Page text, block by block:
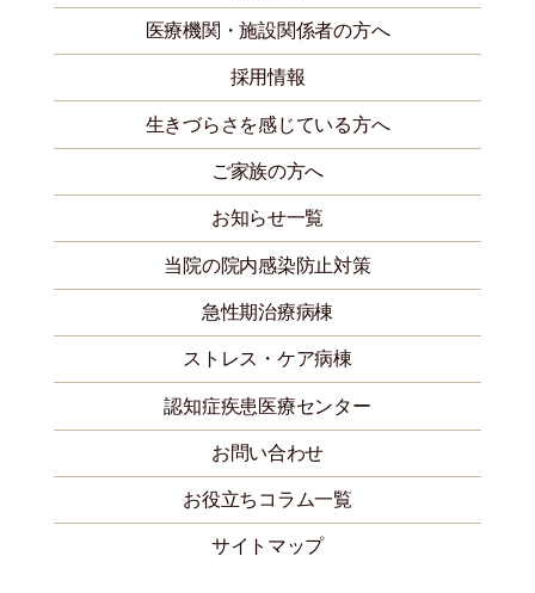
医療機関・施設関係者の方へ
採用情報
生きづらさを感じている方へ
ご家族の方へ
お知らせ一覧
当院の院内感染防止対策
急性期治療病棟
ストレス・ケア病棟
認知症疾患医療センター
お問い合わせ
お役立ちコラム一覧
サイトマップ